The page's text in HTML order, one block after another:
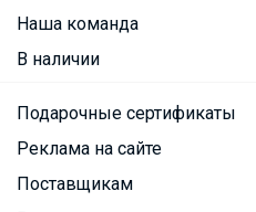
Наша команда
В наличии
Подарочные сертификаты
Реклама на сайте
Поставщикам